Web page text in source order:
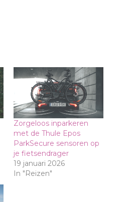
Zorgeloos inparkeren
met de Thule Epos
ParkSecure sensoren op
je fietsendrager
19 januari 2026
In "Reizen"